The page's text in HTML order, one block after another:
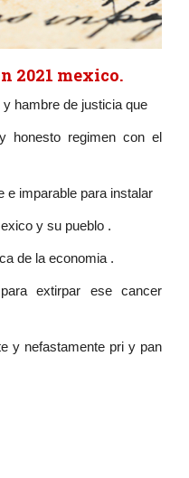
2021 mexico.
hambre de justicia que
honesto regimen con el
e imparable para instalar
y su pueblo .
de la economia .
extirpar ese cancer
y nefastamente pri y pan